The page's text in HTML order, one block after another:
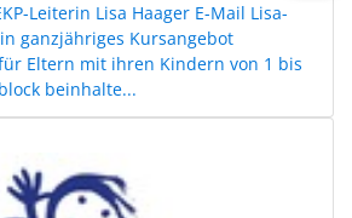
Leiterin Lisa Haager E-Mail Lisa-
ganzjähriges Kursangebot
Eltern mit ihren Kindern von 1 bis
beinhalte...